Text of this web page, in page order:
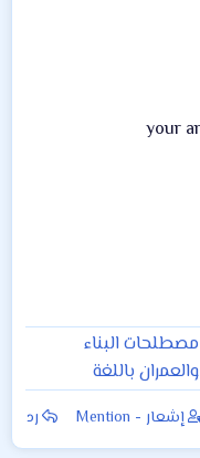
مصطلحات البناء
والعمران باللغة
الانكليزية
إشعار - Mention رد